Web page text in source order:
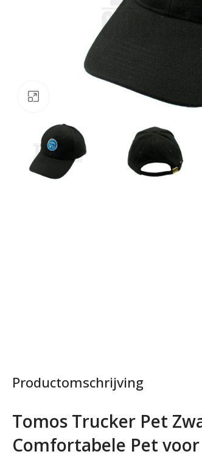
Productomschrijving
Tomos Trucker Pet
Comfortabele Pet